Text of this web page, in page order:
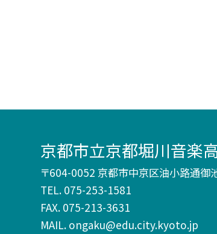
京都市立京都堀川音楽
〒604-0052 京都市中京区油小路通御
TEL. 075-253-1581
FAX. 075-213-3631
MAIL. ongaku@edu.city.kyoto.jp